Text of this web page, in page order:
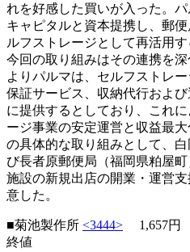
れを好感した買いが入った。
キャピタルと資本提携し、郵
ルフストレージとして再活用
今回の取り組みはその連携を
よりパルマは、セルフストレ
保証サービス、収納代行およ
に提供するとしており、これ
ージ事業の安定運営と収益最
の具体的な取り組みとして、
び長者原郵便局（福岡県粕屋
施設の新規出店の開業・運営
意した。
■菊池製作所 <3444> 1,657円
終値